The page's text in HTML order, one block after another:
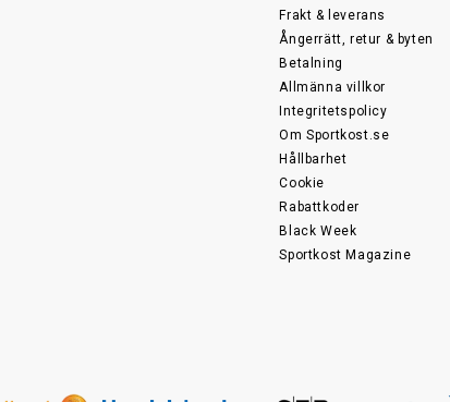
Frakt & leverans
Ångerrätt, retur & byten
Betalning
Allmänna villkor
Integritetspolicy
Om Sportkost.se
Hållbarhet
Cookie
Rabattkoder
Black Week
Sportkost Magazine